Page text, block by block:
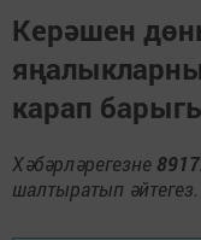
Керәшен
карап
Хәбәрләрегезне
шалтыратып әйтегез.